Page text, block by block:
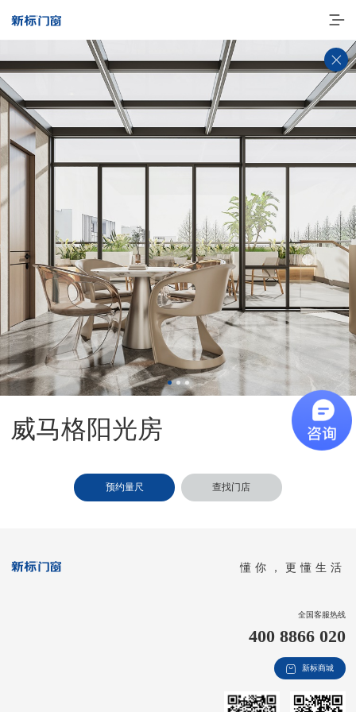
走进新标
高端门窗
一体化产品
门窗实力派
理想生活
新视界
加盟合作
威马格阳光房
预约量尺 查找门店
懂你，更懂生活
全国客服热线
400 8866 020
新标商城